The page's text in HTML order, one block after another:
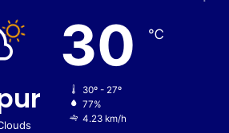
30 ℃
30º - 27º
77%
4.23 km/h